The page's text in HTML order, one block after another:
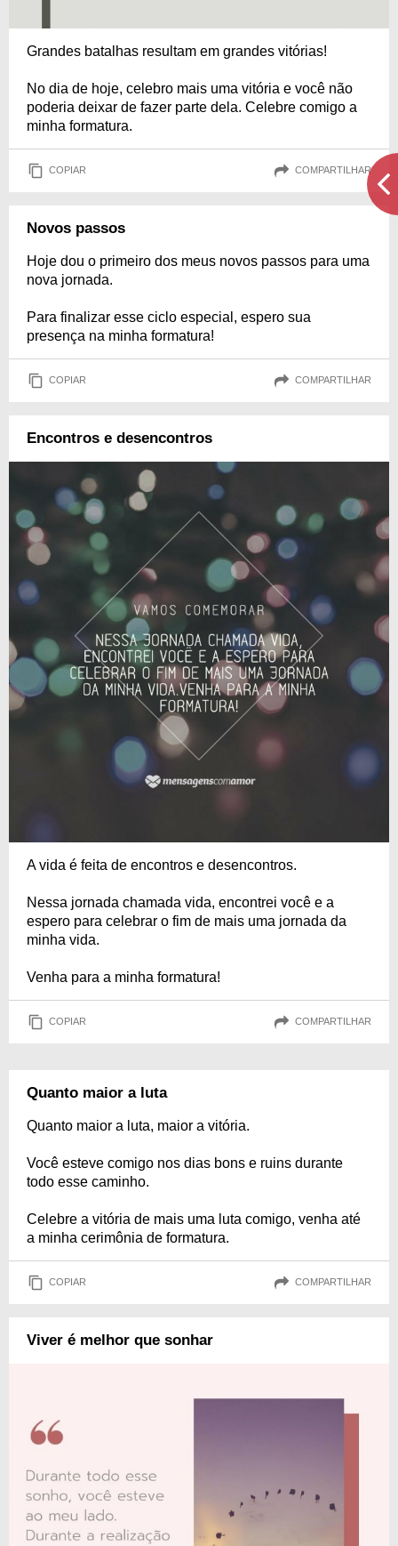
Grandes batalhas resultam em grandes vitórias!
No dia de hoje, celebro mais uma vitória e você não
poderia deixar de fazer parte dela. Celebre comigo a
minha formatura.
COPIAR COMPARTILHAR
Novos passos
Hoje dou o primeiro dos meus novos passos para uma
nova jornada.
Para finalizar esse ciclo especial, espero sua
presença na minha formatura!
COPIAR COMPARTILHAR
Encontros e desencontros
A vida é feita de encontros e desencontros.
Nessa jornada chamada vida, encontrei você e a
espero para celebrar o fim de mais uma jornada da
minha vida.
Venha para a minha formatura!
COPIAR COMPARTILHAR
Quanto maior a luta
Quanto maior a luta, maior a vitória.
Você esteve comigo nos dias bons e ruins durante
todo esse caminho.
Celebre a vitória de mais uma luta comigo, venha até
a minha cerimônia de formatura.
COPIAR COMPARTILHAR
Viver é melhor que sonhar